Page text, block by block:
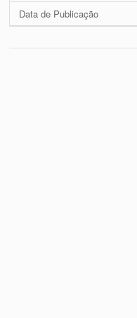
Data de Publicação